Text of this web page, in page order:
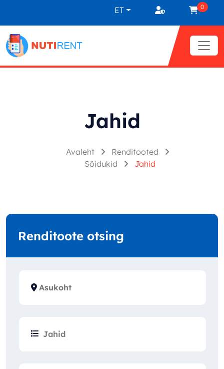
ET 0
Jahid
Avaleht
Renditooted
Sõidukid
Jahid
Renditoote otsing